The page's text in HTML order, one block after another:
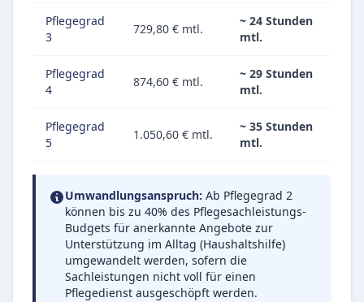
Pflegegrad
3
729,80 € mtl.
~ 24 Stunden
mtl.
Pflegegrad
4
874,60 € mtl.
~ 29 Stunden
mtl.
Pflegegrad
5
1.050,60 € mtl.
~ 35 Stunden
mtl.
Umwandlungsanspruch: Ab Pflegegrad 2
können bis zu 40% des Pflegesachleistungs-
Budgets für anerkannte Angebote zur
Unterstützung im Alltag (Haushaltshilfe)
umgewandelt werden, sofern die
Sachleistungen nicht voll für einen
Pflegedienst ausgeschöpft werden.